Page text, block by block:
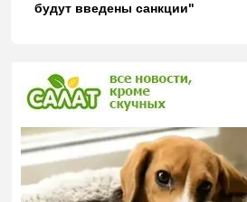
будут введены санкции"